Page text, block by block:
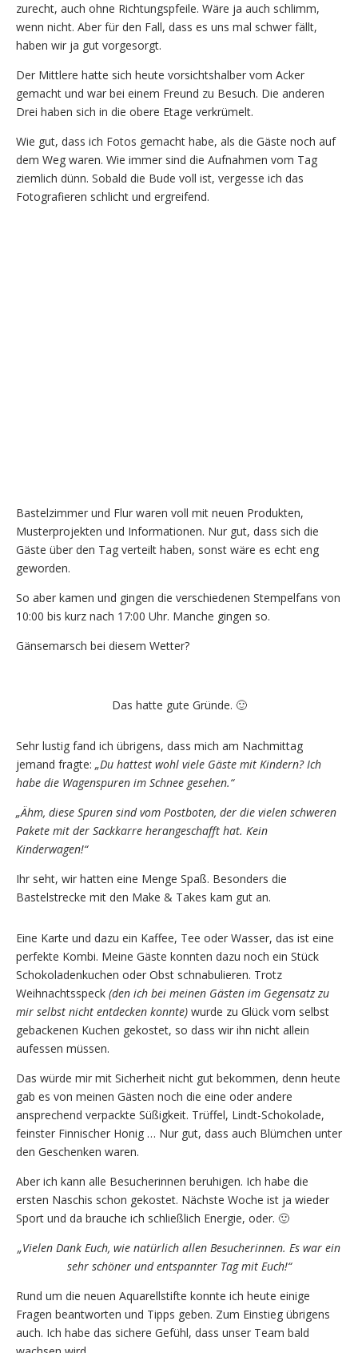
zurecht, auch ohne Richtungspfeile. Wäre ja auch schlimm,
wenn nicht. Aber für den Fall, dass es uns mal schwer fällt,
haben wir ja gut vorgesorgt.
Der Mittlere hatte sich heute vorsichtshalber vom Acker
gemacht und war bei einem Freund zu Besuch. Die anderen
Drei haben sich in die obere Etage verkrümelt.
Wie gut, dass ich Fotos gemacht habe, als die Gäste noch auf
dem Weg waren. Wie immer sind die Aufnahmen vom Tag
ziemlich dünn. Sobald die Bude voll ist, vergesse ich das
Fotografieren schlicht und ergreifend.
Bastelzimmer und Flur waren voll mit neuen Produkten,
Musterprojekten und Informationen. Nur gut, dass sich die
Gäste über den Tag verteilt haben, sonst wäre es echt eng
geworden.
So aber kamen und gingen die verschiedenen Stempelfans von
10:00 bis kurz nach 17:00 Uhr. Manche gingen so.
Gänsemarsch bei diesem Wetter?
Das hatte gute Gründe. 🙂
Sehr lustig fand ich übrigens, dass mich am Nachmittag
jemand fragte: „Du hattest wohl viele Gäste mit Kindern? Ich
habe die Wagenspuren im Schnee gesehen.“
„Ähm, diese Spuren sind vom Postboten, der die vielen schweren
Pakete mit der Sackkarre herangeschafft hat. Kein
Kinderwagen!“
Ihr seht, wir hatten eine Menge Spaß. Besonders die
Bastelstrecke mit den Make & Takes kam gut an.
Eine Karte und dazu ein Kaffee, Tee oder Wasser, das ist eine
perfekte Kombi. Meine Gäste konnten dazu noch ein Stück
Schokoladenkuchen oder Obst schnabulieren. Trotz
Weihnachtsspeck (den ich bei meinen Gästen im Gegensatz zu
mir selbst nicht entdecken konnte) wurde zu Glück vom selbst
gebackenen Kuchen gekostet, so dass wir ihn nicht allein
aufessen müssen.
Das würde mir mit Sicherheit nicht gut bekommen, denn heute
gab es von meinen Gästen noch die eine oder andere
ansprechend verpackte Süßigkeit. Trüffel, Lindt-Schokolade,
feinster Finnischer Honig … Nur gut, dass auch Blümchen unter
den Geschenken waren.
Aber ich kann alle Besucherinnen beruhigen. Ich habe die
ersten Naschis schon gekostet. Nächste Woche ist ja wieder
Sport und da brauche ich schließlich Energie, oder. 🙂
„Vielen Dank Euch, wie natürlich allen Besucherinnen. Es war ein
sehr schöner und entspannter Tag mit Euch!“
Rund um die neuen Aquarellstifte konnte ich heute einige
Fragen beantworten und Tipps geben. Zum Einstieg übrigens
auch. Ich habe das sichere Gefühl, dass unser Team bald